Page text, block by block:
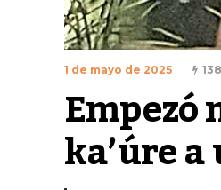
1 de mayo de 2025
ka’úre